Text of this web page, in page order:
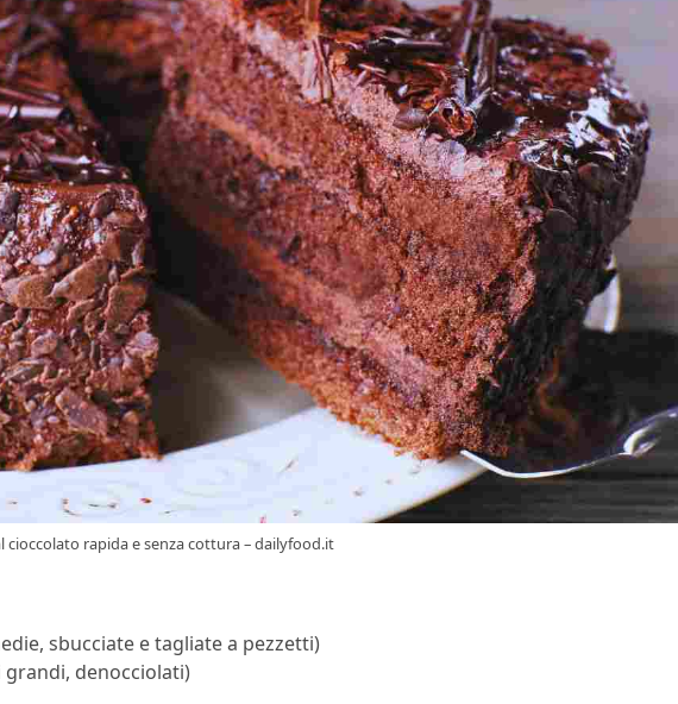
rapida e senza cottura – dailyfood.it
sbucciate e tagliate a pezzetti)
denocciolati)